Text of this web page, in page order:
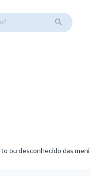
ou desconhecido das